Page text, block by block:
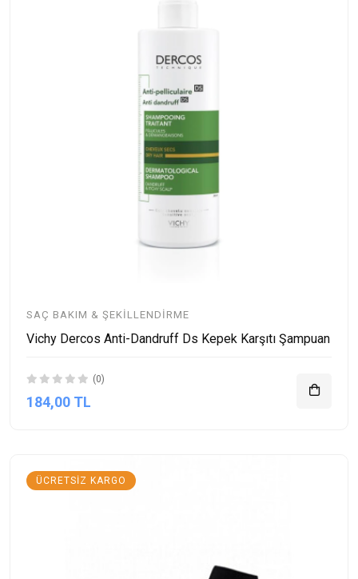
SAÇ BAKIM & ŞEKILLENDIRME
Vichy Dercos Anti-Dandruff Ds Kepek Karşıtı Şampuan
(0)
184,00 TL
ÜCRETSIZ KARGO